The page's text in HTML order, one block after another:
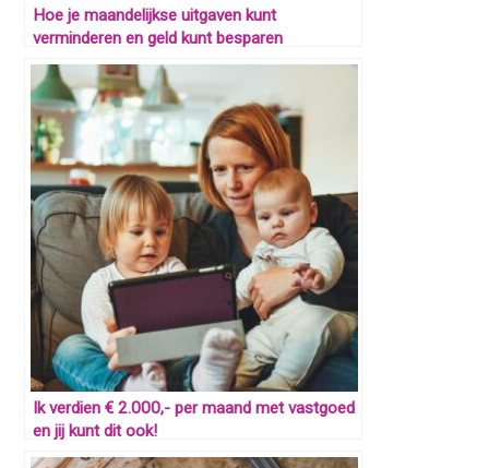
Hoe je maandelijkse uitgaven kunt
verminderen en geld kunt besparen
Ik verdien € 2.000,- per maand met vastgoed
en jij kunt dit ook!